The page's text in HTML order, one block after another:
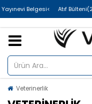
>Uluslararası Yayınevi Belgesi
Veterinerlik